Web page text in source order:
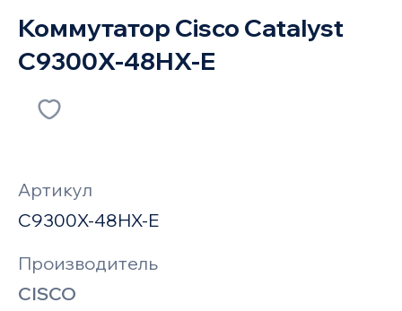
Коммутатор Cisco Catalyst
C9300X-48HX-E
Артикул
C9300X-48HX-E
Производитель
CISCO